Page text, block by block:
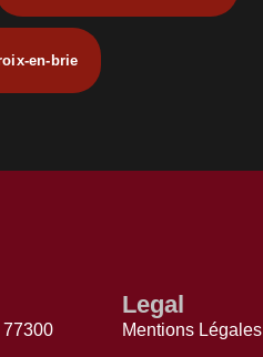
en-brie
Legal
Mentions Légales